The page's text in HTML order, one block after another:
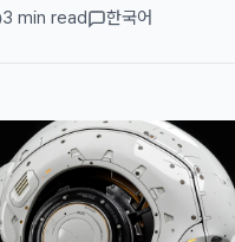
3 min read 한국어